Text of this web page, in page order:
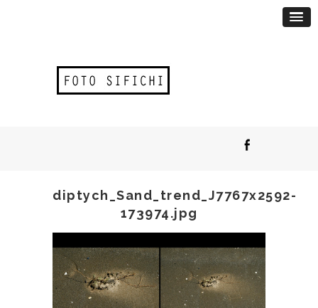
diptych_Sand_trend_J7767x2592-
173974.jpg